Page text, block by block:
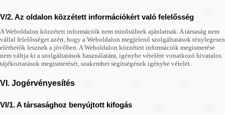
V/2. Az oldalon közzétett információkért való felelősség
A Weboldalon közzétett információk nem minősülnek ajánlatnak. A társaság nem
vállal felelősséget azért, hogy a Weboldalon megjelenő szolgáltatások ténylegesen
elérhetők lesznek a jövőben. A Weboldalon közzétett információk megismerése
nem váltja ki a szolgáltatások használatára, igénybe vételére vonatkozó hivatalos
tájékoztatások megismerését, szakember segítségének igénybe vételét.
VI. Jogérvényesítés
VI/1. A társasághoz benyújtott kifogás